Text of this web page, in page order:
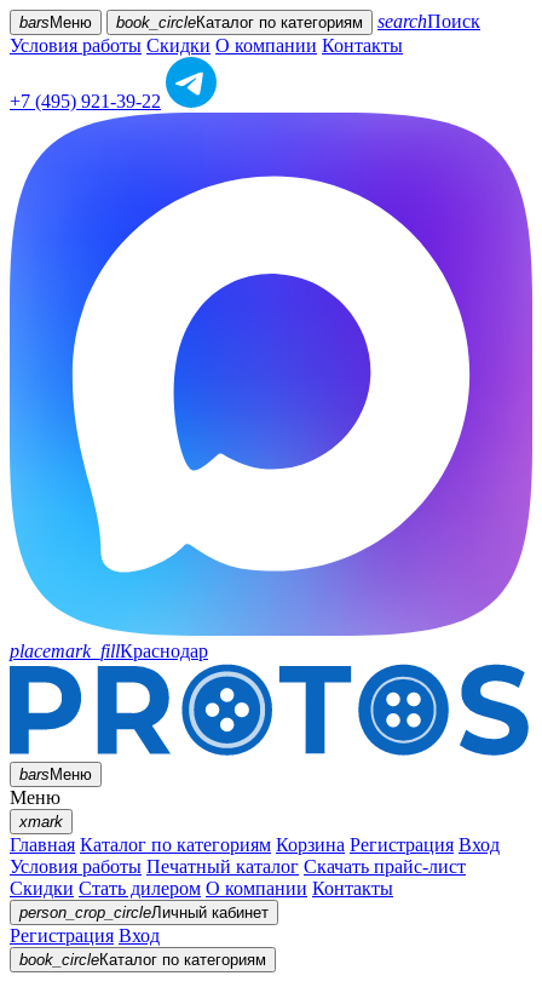
bars Меню book_circleКаталог по категориям searchПоиск
Условия работы Скидки О компании Контакты
+7 (495) 921-39-22
placemark_fillКраснодар
barsМеню
Меню
xmark
Главная Каталог по категориям Корзина Регистрация Вход
Условия работы Печатный каталог Скачать прайс-лист
Скидки Стать дилером О компании Контакты
person_crop_circleЛичный кабинет
Регистрация Вход
book_circleКаталог по категориям